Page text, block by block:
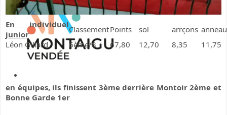
En individuel
junior
ClassementPoints sol arrçons
Léon Gillard
6ème/8 67,80 12,70 8,35 11,75
en équipes, ils finissent 3ème derrière Montoir 2ème et
Bonne Garde 1er